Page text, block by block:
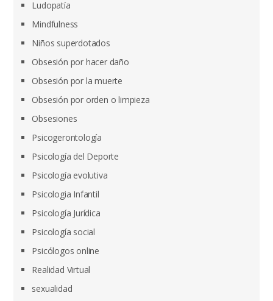
Ludopatía
Mindfulness
Niños superdotados
Obsesión por hacer daño
Obsesión por la muerte
Obsesión por orden o limpieza
Obsesiones
Psicogerontología
Psicología del Deporte
Psicología evolutiva
Psicologia Infantil
Psicología Jurídica
Psicología social
Psicólogos online
Realidad Virtual
sexualidad